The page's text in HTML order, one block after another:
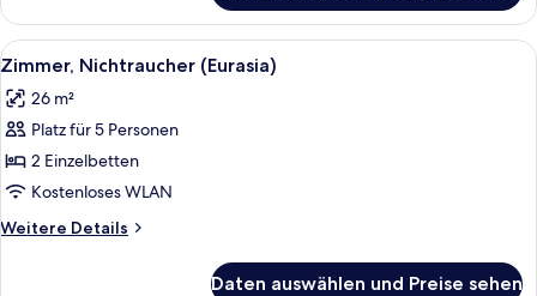
Nichtraucher
(Casual)
Alle
Fotos
für
Zimmer,
Nichtraucher
(Eurasia)
anzeigen
Ein Hotelzimmer mit zwei Betten,
6
Zimmer, Nichtraucher (Eurasia)
26 m²
Platz für 5 Personen
2 Einzelbetten
Kostenloses WLAN
Weitere Details
Weitere
Daten auswählen und Preise sehen